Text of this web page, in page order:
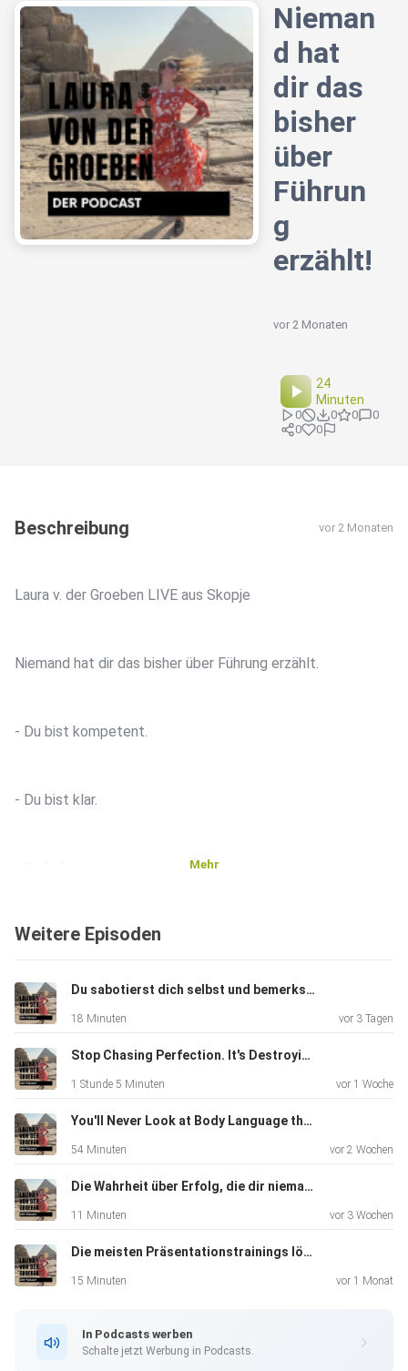
Nieman
d hat
dir das
bisher
über
Führun
g
erzählt!
vor 2 Monaten
24
Minuten
0 0 0
0
0
0
Beschreibung vor 2 Monaten
Laura v. der Groeben LIVE aus Skopje
Niemand hat dir das bisher über Führung erzählt.
- Du bist kompetent.
- Du bist klar.
Und trotzdem machen deine Mitarbeiter was sie wollen.
In dieser Folge geht es um den Teil von Führung, den fast
übersehen und der darüber entscheidet, ob Menschen dir
wirklich
Mehr
Weitere Episoden
Du sabotierst dich selbst und bemerkst es nicht
18 Minuten vor 3 Tagen
Stop Chasing Perfection. It's Destroying Your Life.. Interview with Jeff Zeig
1 Stunde 5 Minuten vor 1 Woche
You'll Never Look at Body Language the Same Way Again. Interview with Bodylanguage expert Jan Hogrefe
54 Minuten vor 2 Wochen
Die Wahrheit über Erfolg, die dir niemand sagt.
11 Minuten vor 3 Wochen
Die meisten Präsentationstrainings lösen das falsche Problem.
15 Minuten vor 1 Monat
In Podcasts werben
Schalte jetzt Werbung in Podcasts.